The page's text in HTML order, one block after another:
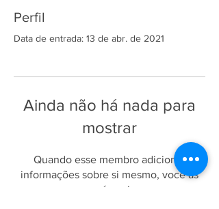
Perfil
Data de entrada: 13 de abr. de 2021
Ainda não há nada para
mostrar
Quando esse membro adicionar
informações sobre si mesmo, você as
verá aqui.